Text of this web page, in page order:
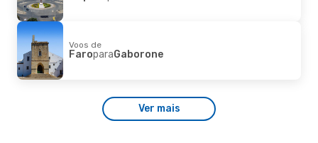
Voos de
FaroparaGaborone
Ver mais